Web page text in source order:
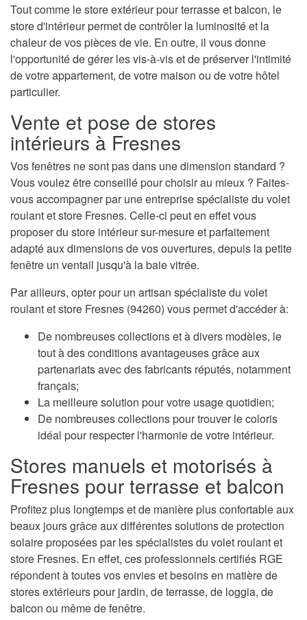
Tout comme le store extérieur pour terrasse et balcon, le
store d'intérieur permet de contrôler la luminosité et la
chaleur de vos pièces de vie. En outre, il vous donne
l'opportunité de gérer les vis-à-vis et de préserver l'intimité
de votre appartement, de votre maison ou de votre hôtel
particulier.
Vente et pose de stores
intérieurs à Fresnes
Vos fenêtres ne sont pas dans une dimension standard ?
Vous voulez être conseillé pour choisir au mieux ? Faites-
vous accompagner par une entreprise spécialiste du volet
roulant et store Fresnes. Celle-ci peut en effet vous
proposer du store intérieur sur-mesure et parfaitement
adapté aux dimensions de vos ouvertures, depuis la petite
fenêtre un ventail jusqu'à la baie vitrée.
Par ailleurs, opter pour un artisan spécialiste du volet
roulant et store Fresnes (94260) vous permet d'accéder à:
De nombreuses collections et à divers modèles, le
tout à des conditions avantageuses grâce aux
partenariats avec des fabricants réputés, notamment
français;
La meilleure solution pour votre usage quotidien;
De nombreuses collections pour trouver le coloris
idéal pour respecter l'harmonie de votre intérieur.
Stores manuels et motorisés à
Fresnes pour terrasse et balcon
Profitez plus longtemps et de manière plus confortable aux
beaux jours grâce aux différentes solutions de protection
solaire proposées par les spécialistes du volet roulant et
store Fresnes. En effet, ces professionnels certifiés RGE
répondent à toutes vos envies et besoins en matière de
stores extérieurs pour jardin, de terrasse, de loggia, de
balcon ou même de fenêtre.